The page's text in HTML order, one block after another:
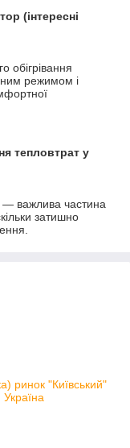
(інтересні
обігрівання
режимом і
тепловтрат у
— важлива частина
затишно
ринок "Київський"